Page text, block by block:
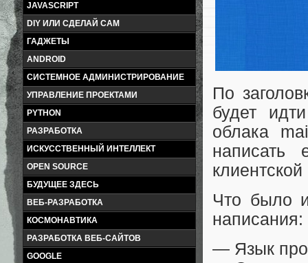
JAVASCRIPT
DIY ИЛИ СДЕЛАЙ САМ
ГАДЖЕТЫ
ANDROID
СИСТЕМНОЕ АДМИНИСТРИРОВАНИЕ
УПРАВЛЕНИЕ ПРОЕКТАМИ
PYTHON
РАЗРАБОТКА
ИСКУССТВЕННЫЙ ИНТЕЛЛЕКТ
OPEN SOURCE
БУДУЩЕЕ ЗДЕСЬ
ВЕБ-РАЗРАБОТКА
КОСМОНАВТИКА
РАЗРАБОТКА ВЕБ-САЙТОВ
GOOGLE
По
будет
облака
Что было
написания:
— Язык